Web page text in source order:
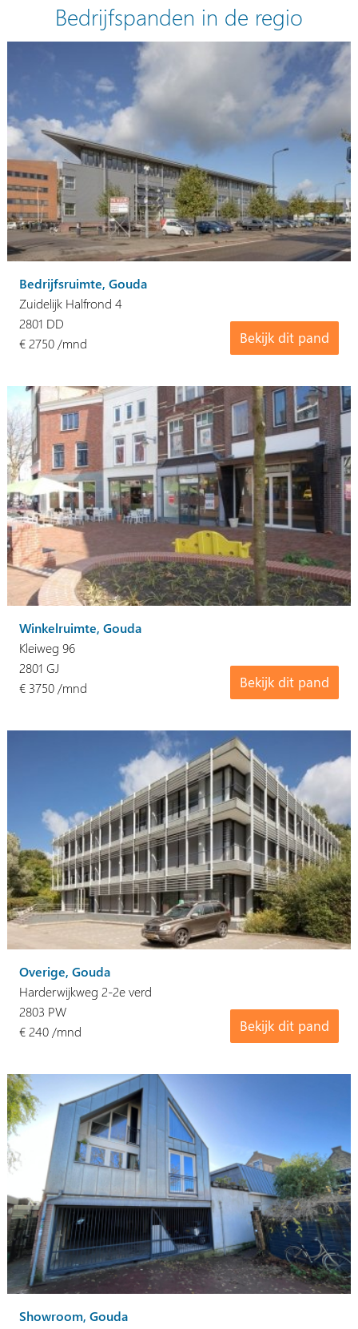
Bedrijfspanden in de regio
Bedrijfsruimte, Gouda
Zuidelijk Halfrond 4
Bekijk dit pand
2801 DD
€ 2750 /mnd
Winkelruimte, Gouda
Kleiweg 96
Bekijk dit pand
2801 GJ
€ 3750 /mnd
Overige, Gouda
Harderwijkweg 2-2e verd
Bekijk dit pand
2803 PW
€ 240 /mnd
Showroom, Gouda